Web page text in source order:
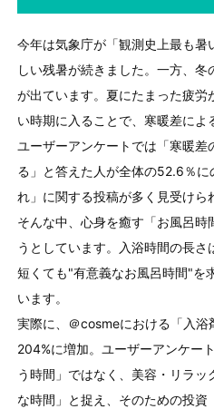
今年は気象庁が「観測史上最も
しい残暑が続きました。一方、
が出ています。夏にたまった疲労
い時期に入ることで、寒暖差によ
ユーザーアンケートでは「寒暖差
る」と答えた人が全体の52.6％
れ」に関する投稿が多く見受けら
そんな中、心身を癒す「お風呂時
うとしています。入浴時間の長
短くても"有意義なお風呂時間"を
います。
実際に、＠cosmeにおける「入
204%に増加。ユーザーアンケー
う時間」ではなく、美容・リラ
な時間」と捉え、そのための投